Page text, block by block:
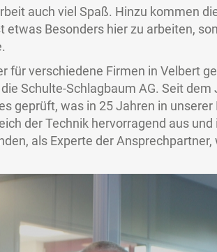
auch viel Spaß. Hinzu kommen
Besonders hier zu arbeiten,
für verschiedene Firmen in Velbert
Schulte-Schlagbaum AG. Seit dem
geprüft, was in 25 Jahren in unserer
der Technik hervorragend aus und
als Experte der Ansprechpartner,